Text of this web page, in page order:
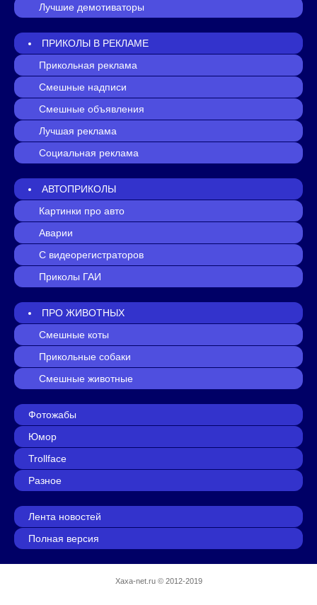
Лучшие демотиваторы
ПРИКОЛЫ В РЕКЛАМЕ
Прикольная реклама
Смешные надписи
Смешные объявления
Лучшая реклама
Социальная реклама
АВТОПРИКОЛЫ
Картинки про авто
Аварии
С видеорегистраторов
Приколы ГАИ
ПРО ЖИВОТНЫХ
Смешные коты
Прикольные собаки
Смешные животные
Фотожабы
Юмор
Trollface
Разное
Лента новостей
Полная версия
Xaxa-net.ru© 2012-2019